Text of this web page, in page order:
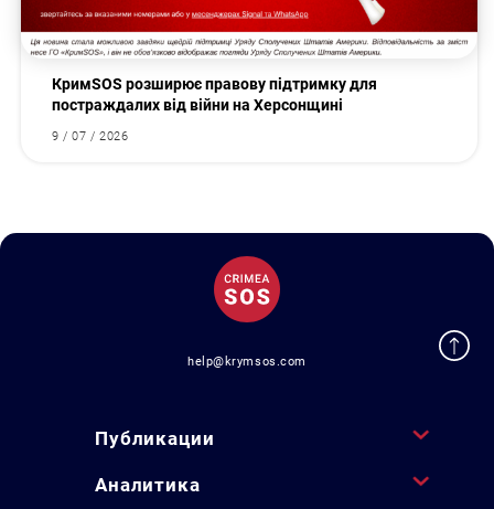
КримSOS розширює правову підтримку для
постраждалих від війни на Херсонщині
9 / 07 / 2026
help@krymsos.com
Публикации
Аналитика